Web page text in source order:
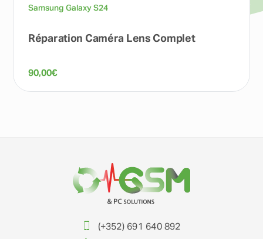
Samsung Galaxy S24
Réparation Caméra Lens Complet
90,00€
(+352) 691 640 892